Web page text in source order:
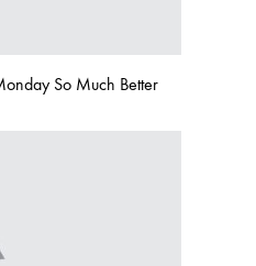
So Much Better